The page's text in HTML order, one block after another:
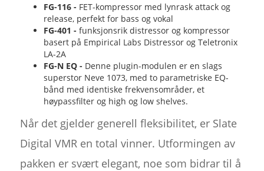
FG-116 - FET-kompressor med lynrask attack og
release, perfekt for bass og vokal
FG-401 - funksjonsrik distressor og kompressor
basert på Empirical Labs Distressor og Teletronix
LA-2A
FG-N EQ - Denne plugin-modulen er en slags
superstor Neve 1073, med to parametriske EQ-
bånd med identiske frekvensområder, et
høypassfilter og high og low shelves.
Når det gjelder generell fleksibilitet, er Slate
Digital VMR en total vinner. Utformingen av
pakken er svært elegant, noe som bidrar til å